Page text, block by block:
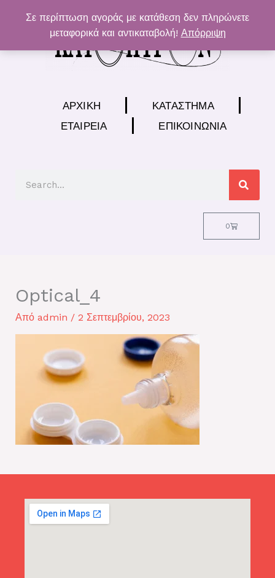
Σε περίπτωση αγοράς με κατάθεση δεν πληρώνετε
μεταφορικά και αντικαταβολή! Απόρριψη
περιεχόμενο
ΑΡΧΙΚΉ
ΚΑΤΆΣΤΗΜΑ
ΕΤΑΙΡΕΊΑ
ΕΠΙΚΟΙΝΩΝΊΑ
0
Cart
Optical_4
Από admin / 2 Σεπτεμβρίου, 2023